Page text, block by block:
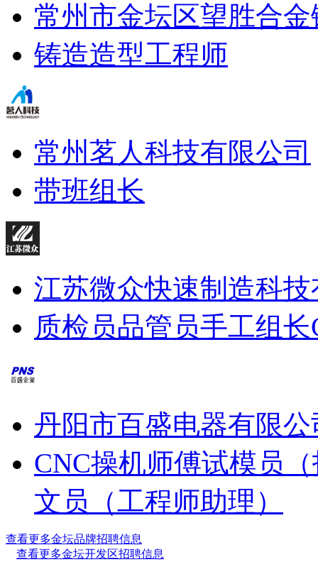
常州市金坛区望胜合
铸造造型工程师
常州茗人科技有限公司
带班组长
江苏微众快速制造科
质检员品管员手工组长
丹阳市百盛电器有限公
CNC操机师傅试模员
文员（工程师助理）
查看更多金坛品牌招聘信息
查看更多金坛开发区招聘信息